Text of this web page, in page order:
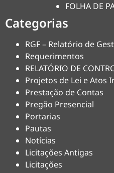
FOLHA DE
Categorias
RGF – Relatório de
Requerimentos
RELATÓRIO DE
Projetos de Lei e Atos
Prestação de Contas
Pregão Presencial
Portarias
Pautas
Notícias
Licitações Antigas
Licitações